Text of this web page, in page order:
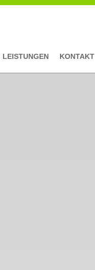
LEISTUNGEN KONTAKT